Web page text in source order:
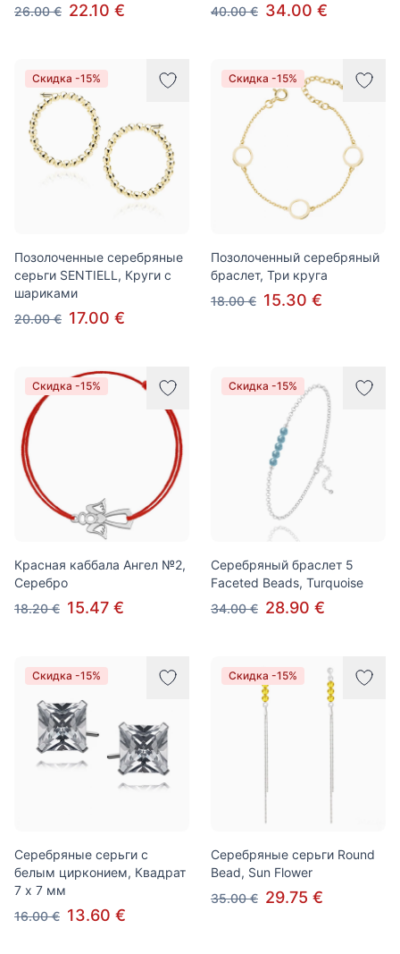
26.00 € 22.10 €
40.00 € 34.00 €
Скидка -15%
Позолоченные серебряные
серьги SENTIELL, Круги с
шариками
20.00 € 17.00 €
Скидка -15%
Позолоченный серебряный
браслет, Три круга
18.00 € 15.30 €
Скидка -15%
Красная каббала Ангел №2,
Серебро
18.20 € 15.47 €
Скидка -15%
Серебряный браслет 5
Faceted Beads, Turquoise
34.00 € 28.90 €
Скидка -15%
Серебряные серьги с
белым цирконием, Квадрат
7 x 7 мм
16.00 € 13.60 €
Скидка -15%
Серебряные серьги Round
Bead, Sun Flower
35.00 € 29.75 €